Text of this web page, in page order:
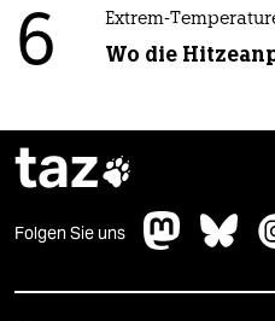
6 Extrem-
Wo die
taz
Folgen Sie uns